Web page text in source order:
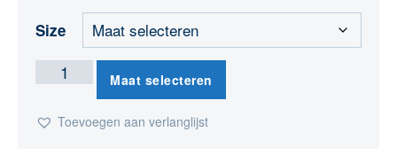
Size
Maat selecteren
Toevoegen aan verlanglijst